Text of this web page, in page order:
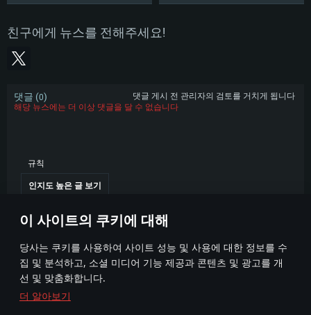
이 사이트의 쿠키에 대해
당사는 쿠키를 사용하여 사이트 성능 및 사용에 대한 정보를 수
집 및 분석하고, 소셜 미디어 기능 제공과 콘텐츠 및 광고를 개
선 및 맞춤화합니다.
더 알아보기
친구에게 뉴스를 전해주세요!
댓글 (0)
댓글 게시 전 관리자의 검토를 거치게 됩니다
해당 뉴스에는 더 이상 댓글을 달 수 없습니다
규칙
인지도 높은 글 보기